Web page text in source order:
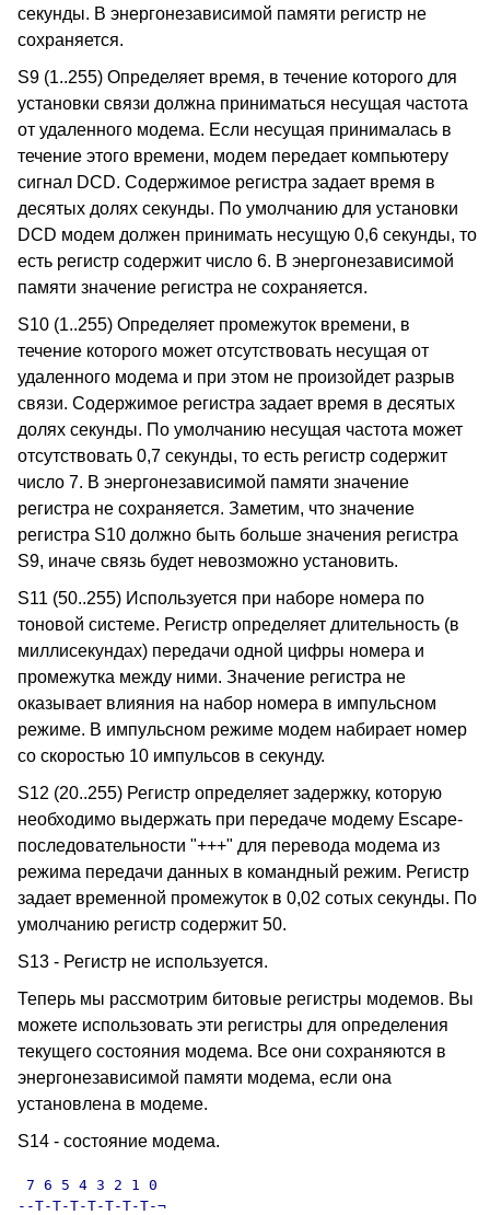
секунды. В энергонезависимой памяти регистр не
сохраняется.
S9 (1..255) Определяет время, в течение которого для
установки связи должна приниматься несущая частота
от удаленного модема. Если несущая принималась в
течение этого времени, модем передает компьютеру
сигнал DCD. Содержимое регистра задает время в
десятых долях секунды. По умолчанию для установки
DCD модем должен принимать несущую 0,6 секунды, то
есть регистр содержит число 6. В энергонезависимой
памяти значение регистра не сохраняется.
S10 (1..255) Определяет промежуток времени, в
течение которого может отсутствовать несущая от
удаленного модема и при этом не произойдет разрыв
связи. Содержимое регистра задает время в десятых
долях секунды. По умолчанию несущая частота может
отсутствовать 0,7 секунды, то есть регистр содержит
число 7. В энергонезависимой памяти значение
регистра не сохраняется. Заметим, что значение
регистра S10 должно быть больше значения регистра
S9, иначе связь будет невозможно установить.
S11 (50..255) Используется при наборе номера по
тоновой системе. Регистр определяет длительность (в
миллисекундах) передачи одной цифры номера и
промежутка между ними. Значение регистра не
оказывает влияния на набор номера в импульсном
режиме. В импульсном режиме модем набирает номер
со скоростью 10 импульсов в секунду.
S12 (20..255) Регистр определяет задержку, которую
необходимо выдержать при передаче модему Escape-
последовательности "+++" для перевода модема из
режима передачи данных в командный режим. Регистр
задает временной промежуток в 0,02 сотых секунды. По
умолчанию регистр содержит 50.
S13 - Регистр не используется.
Теперь мы рассмотрим битовые регистры модемов. Вы
можете использовать эти регистры для определения
текущего состояния модема. Все они сохраняются в
энергонезависимой памяти модема, если она
установлена в модеме.
S14 - состояние модема.
7 6 5 4 3 2 1 0
--T-T-T-T-T-T-T-¬